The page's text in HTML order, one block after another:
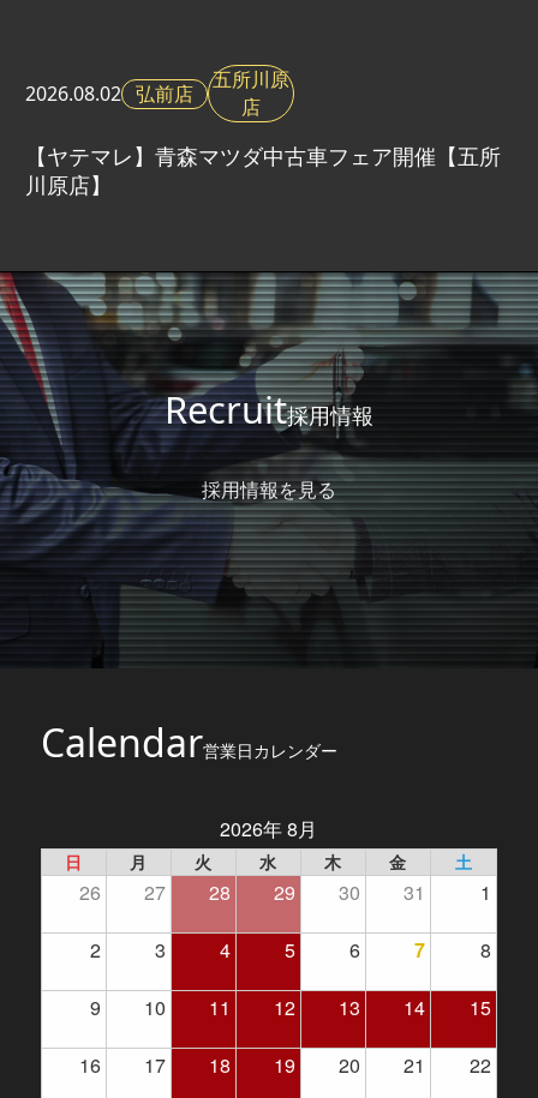
2026.08.02 弘前店
五所川原
店
【ヤテマレ】青森マツダ中古車フェア開催【五所
川原店】
Recruit採用情報
採用情報を見る
Calendar営業日カレンダー
2026年 8月
日 月 火 水 木 金 土
26 27 28 29 30 31 1
2 3 4 5 6 7 8
9 10 11 12 13 14 15
16 17 18 19 20 21 22